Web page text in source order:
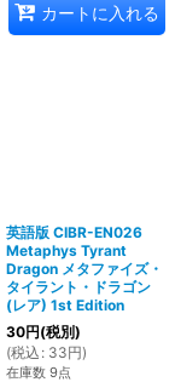
カートに入れる
英語版 CIBR-EN026
Metaphys Tyrant
Dragon メタファイズ・
タイラント・ドラゴン
(レア) 1st Edition
30円(税別)
(税込 : 33円)
在庫数 9点